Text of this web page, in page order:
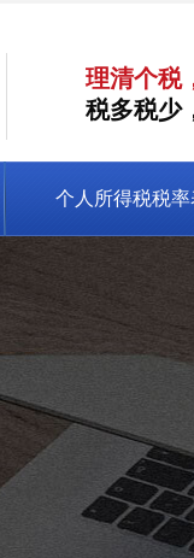
理清个税
税多税少
个人所得税税率